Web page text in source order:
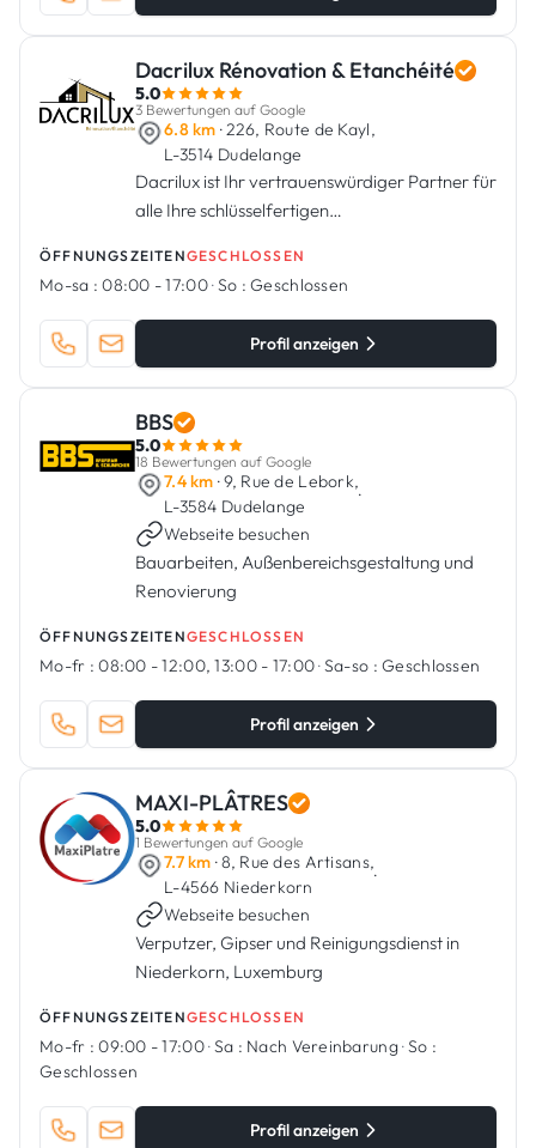
Dacrilux Rénovation & Etanchéité
5.0
3 Bewertungen auf Google
6.8 km · 226, Route de Kayl,
L-3514 Dudelange
Dacrilux ist Ihr vertrauenswürdiger Partner für
alle Ihre schlüsselfertigen
Isolierungen.
ÖFFNUNGSZEITENGESCHLOSSEN
Mo-sa : 08:00 - 17:00·So : Geschlossen
Profil anzeigen
BBS
5.0
18 Bewertungen auf Google
7.4 km · 9, Rue de Lebork,
L-3584 Dudelange
·
Webseite besuchen
Bauarbeiten, Außenbereichsgestaltung und
Renovierung
ÖFFNUNGSZEITENGESCHLOSSEN
Mo-fr : 08:00 - 12:00, 13:00 - 17:00·Sa-so : Geschlossen
Profil anzeigen
MAXI-PLÂTRES
5.0
1 Bewertungen auf Google
7.7 km · 8, Rue des Artisans,
L-4566 Niederkorn
·
Webseite besuchen
Verputzer, Gipser und Reinigungsdienst in
Niederkorn, Luxemburg
ÖFFNUNGSZEITENGESCHLOSSEN
Mo-fr : 09:00 - 17:00·Sa : Nach Vereinbarung·So :
Geschlossen
Profil anzeigen